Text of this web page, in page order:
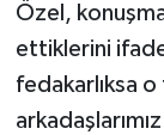
Özel,
ettiklerini
fedakarlıksa